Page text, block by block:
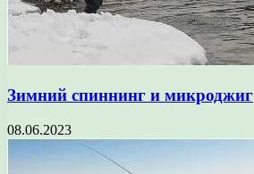
Зимний спиннинг и микроджиг
08.06.2023